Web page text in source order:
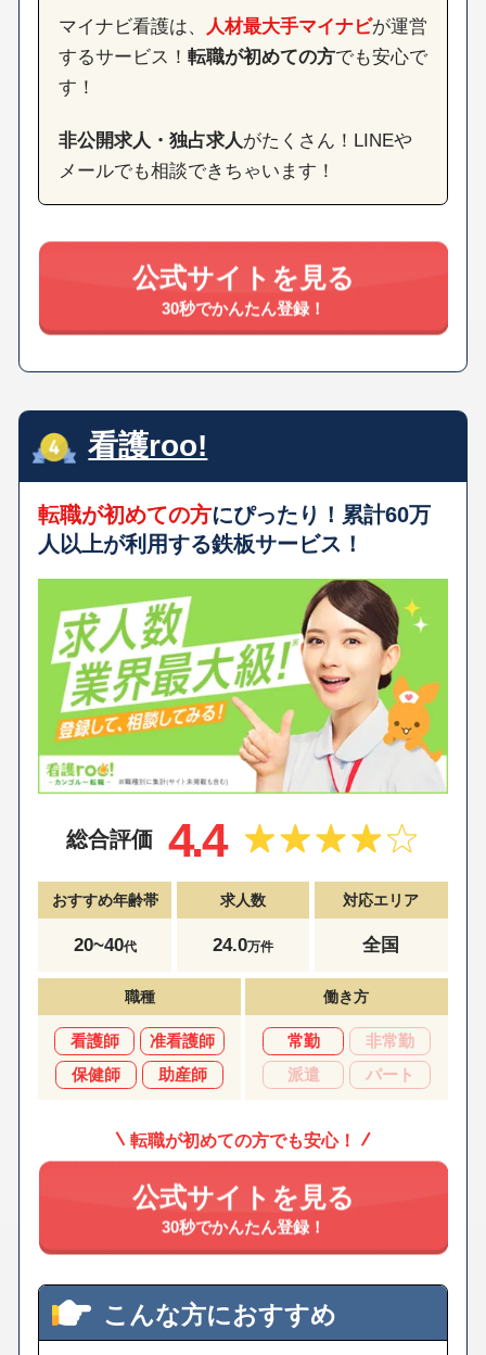
マイナビ看護は、 人材最大手マイナビが運営
するサービス！ 転職が初めての方でも安心で
す！
非公開求人・独占求人がたくさん！LINEや
メールでも相談できちゃいます！
公式サイトを見る
30秒でかんたん登録！
看護roo!
転職が初めての方にぴったり！累計60万
人以上が利用する鉄板サービス！
総合評価 4.4
おすすめ年齢帯
20~40代
求人数
24.0万件
対応エリア
全国
職種
看護師
准看護師
保健師
助産師
働き方
常勤
非常勤
派遣
パート
転職が初めての方でも安心！
公式サイトを見る
30秒でかんたん登録！
こんな方におすすめ